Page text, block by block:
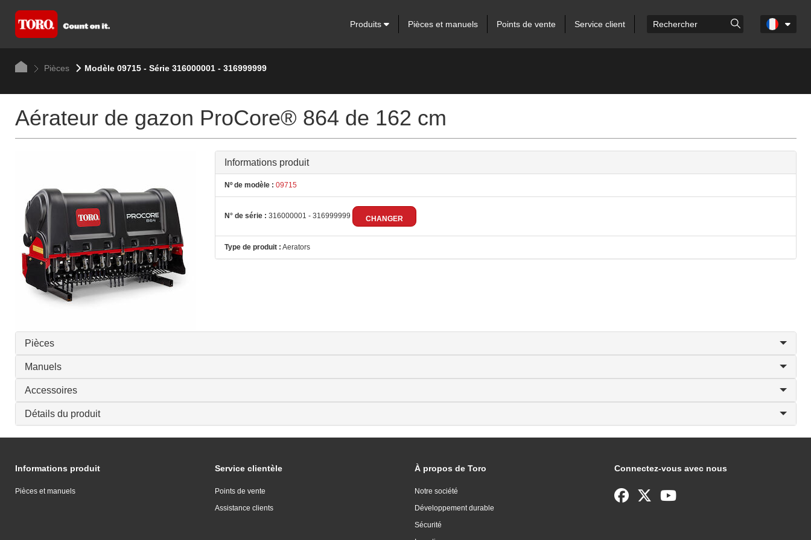
Produits Pièces et manuels Points de vente Service client
Pièces Modèle 09715 - Série 316000001 - 316999999
Aérateur de gazon ProCore® 864 de 162 cm
Informations produit
Nº de modèle : 09715
N° de série : 316000001 - 316999999 CHANGER
Type de produit : Aerators
Pièces
Manuels
Accessoires
Détails du produit
Informations produit
Pièces et manuels
Service clientèle
Points de vente
Assistance clients
À propos de Toro
Notre société
Développement durable
Sécurité
Connectez-vous avec nous